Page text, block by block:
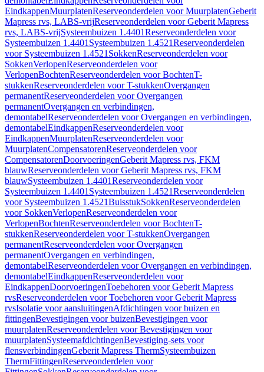
EindkappenMuurplatenReserveonderdelen voor MuurplatenGeberit
Mapress rvs, LABS-vrijReserveonderdelen voor Geberit Mapress
rvs, LABS-vrijSysteembuizen 1.4401Reserveonderdelen voor
Systeembuizen 1.4401 Systeembuizen 1.4521Reserveonderdelen
voor Systeembuizen 1.4521 SokkenReserveonderdelen voor
SokkenVerlopenReserveonderdelen voor
VerlopenBochtenReserveonderdelen voor BochtenT-
stukkenReserveonderdelen voor T-stukkenOvergangen
permanentReserveonderdelen voor Overgangen
permanentOvergangen en verbindingen,
demontabelReserveonderdelen voor Overgangen en verbindingen,
demontabelEindkappenReserveonderdelen voor
EindkappenMuurplatenReserveonderdelen voor
MuurplatenCompensatorenReserveonderdelen voor
CompensatorenDoorvoeringenGeberit Mapress rvs, FKM
blauwReserveonderdelen voor Geberit Mapress rvs, FKM
blauwSysteembuizen 1.4401Reserveonderdelen voor
Systeembuizen 1.4401 Systeembuizen 1.4521Reserveonderdelen
voor Systeembuizen 1.4521BuisstukSokkenReserveonderdelen
voor SokkenVerlopenReserveonderdelen voor
VerlopenBochtenReserveonderdelen voor BochtenT-
stukkenReserveonderdelen voor T-stukkenOvergangen
permanentReserveonderdelen voor Overgangen
permanentOvergangen en verbindingen,
demontabelReserveonderdelen voor Overgangen en verbindingen,
demontabelEindkappenReserveonderdelen voor
EindkappenDoorvoeringenToebehoren voor Geberit Mapress
rvsReserveonderdelen voor Toebehoren voor Geberit Mapress
rvsIsolatie voor aansluitingenAfdichtingen voor buizen en
fittingenBevestigingen voor buizenBevestigingen voor
muurplatenReserveonderdelen voor Bevestigingen voor
muurplatenSysteemafdichtingenBevestiging-sets voor
flensverbindingenGeberit Mapress ThermSysteembuizen
ThermFittingenReserveonderdelen voor